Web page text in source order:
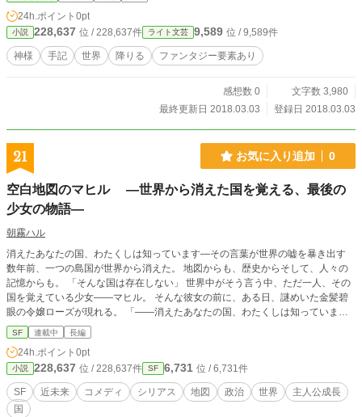
24h.ポイント 0pt
小説 228,637 位 / 228,637件 ライト文芸 9,589 位 / 9,589件
神様 手記 世界 降りる ファンタジー要素あり
感想数 0
文字数 3,980
最終更新日 2018.03.03
登録日 2018.03.03
21 お気に入り追加 0
空白地図のマヒル ―世界から消えた国を覚える、最後の
少女の物語―
朝霧ハル
消えたあなたの国、わたくしは知っています―その言葉が世界の嘘を暴き出す
数年前、一つの島国が世界から消えた。 地図からも、歴史からそして、人々の
記憶からも。 「そんな国は存在しない」 世界中がそう言う中、ただ一人、その
国を覚えている少女――マヒル。 そんな彼女の前に、ある日、謎めいた金髪碧
眼の令嬢ローズが現れる。 「――消えたあなたの国、わたくしは知っていま
す」 その一言が、止まっていたマヒルの運命を動かした。 なぜ、島は世界から
消されたのか。 なぜ、ローズは消された国を知っているのか。 そして、世界は
何を隠しているのか。 ローズに導かれたマヒルを待っていたのは、無表情の天
才少女、ナルシストの生徒会長、物理オタクの青年―― そして、世界を滅ぼし
かねない力を巡る、残酷な真実だった。 消された故郷を世界の記録に取り戻す
ため、マヒルは変人だらけの仲間たちと、世界に隠された嘘へ立ち向かう。 こ
れは、国を失った少女が、自分の目で真実を確かめ、自分の道を選び、やがて世
SF 連載中 長編
24h.ポイント 0pt
小説 228,637 位 / 228,637件 SF 6,731 位 / 6,731件
SF 近未来 コメディ シリアス 地図 政治 世界
主人公成長
国